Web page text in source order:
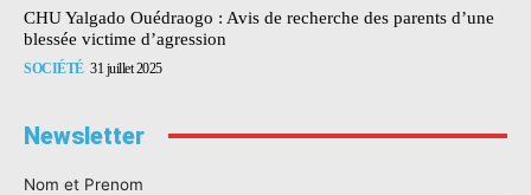
CHU Yalgado Ouédraogo : Avis de recherche des parents d’une
blessée victime d’agression
SOCIÉTÉ 31 juillet 2025
Newsletter
Nom et Prenom